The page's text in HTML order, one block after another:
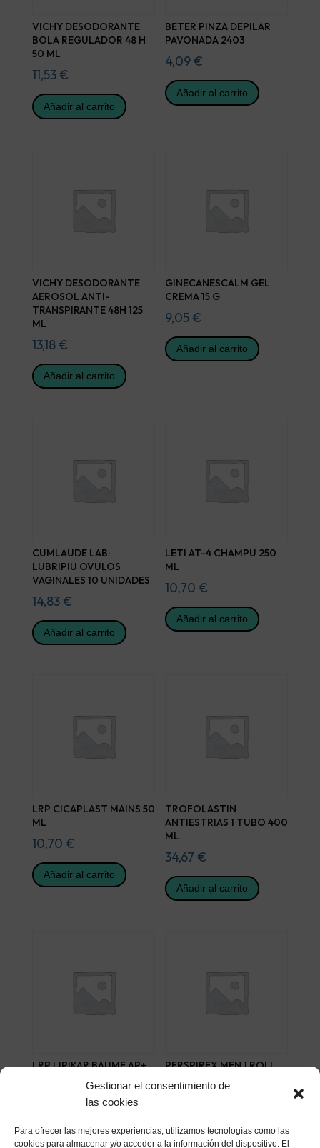
Gestionar el consentimiento de
las cookies
Para ofrecer las mejores experiencias, utilizamos tecnologías como las
cookies para almacenar y/o acceder a la información del dispositivo. El
VICHY DESODORANTE
BOLA REGULADOR 48 H
50 ML
11,53 €
Añadir al carrito
BETER PINZA DEPILAR
PAVONADA 2403
4,09 €
Añadir al carrito
VICHY DESODORANTE
AEROSOL ANTI-
TRANSPIRANTE 48H 125
ML
13,18 €
Añadir al carrito
GINECANESCALM GEL
CREMA 15 G
9,05 €
Añadir al carrito
CUMLAUDE LAB:
LUBRIPIU OVULOS
VAGINALES 10 UNIDADES
14,83 €
Añadir al carrito
LETI AT-4 CHAMPU 250
ML
10,70 €
Añadir al carrito
LRP CICAPLAST MAINS 50
ML
10,70 €
Añadir al carrito
TROFOLASTIN
ANTIESTRIAS 1 TUBO 400
ML
34,67 €
Añadir al carrito
LRP LIPIKAR BAUME AP+
Añadir al carrito
PERSPIREX MEN 1 ROLL
ON 20 ML
Añadir al carrito